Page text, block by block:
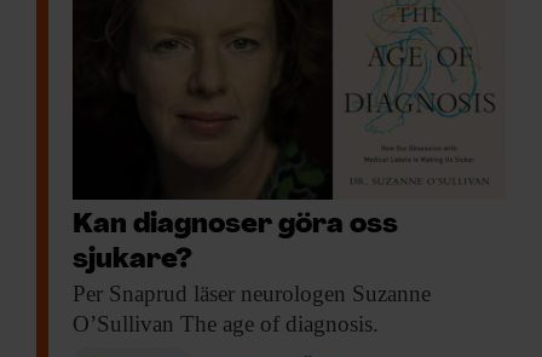
Kan diagnoser göra oss
sjukare?
Per Snaprud läser neurologen Suzanne
O’Sullivan The age of diagnosis.